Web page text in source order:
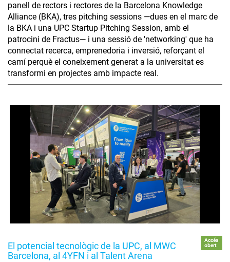
panell de rectors i rectores de la Barcelona Knowledge
Alliance (BKA), tres pitching sessions —dues en el marc de
la BKA i una UPC Startup Pitching Session, amb el
patrocini de Fractus— i una sessió de 'networking' que ha
connectat recerca, emprenedoria i inversió, reforçant el
camí perquè el coneixement generat a la universitat es
transformi en projectes amb impacte real.
El potencial tecnològic de la UPC, al MWC
Barcelona, al 4YFN i al Talent Arena
Accés
obert